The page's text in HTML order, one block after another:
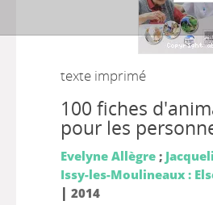
texte imprimé
100 fiches
pour les
Evelyne Allègre;
Issy-les-Moulineaux :
| 2014